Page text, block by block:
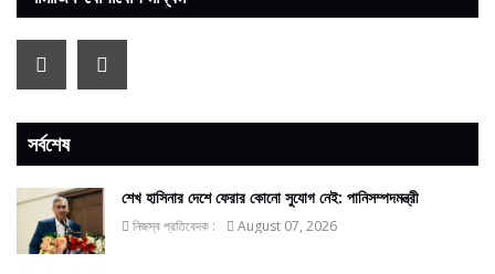
সর্বশেষ
শেখ হাসিনার দেশে ফেরার কোনো সুযোগ নেই: পানিসম্পদমন্ত্রী
নিজস্ব প্রতিবেদক : August 07, 2026